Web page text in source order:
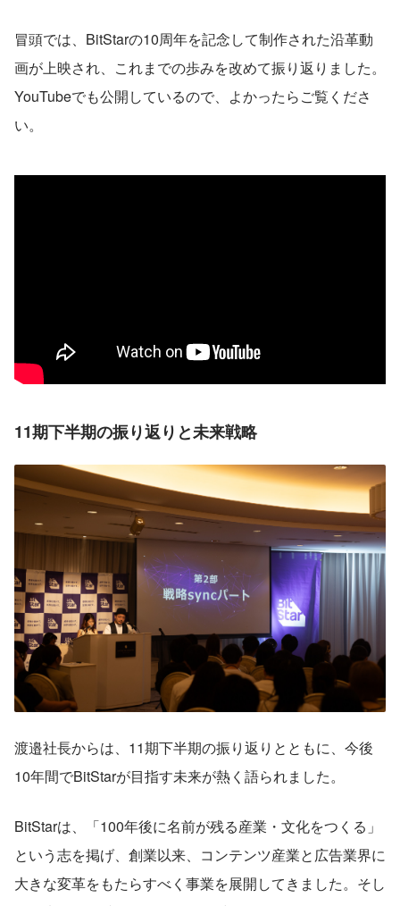
冒頭では、BitStarの10周年を記念して制作された沿革動
画が上映され、これまでの歩みを改めて振り返りました。
YouTubeでも公開しているので、よかったらご覧くださ
い。
11期下半期の振り返りと未来戦略
渡邉社長からは、11期下半期の振り返りとともに、今後
10年間でBitStarが目指す未来が熱く語られました。
BitStarは、「100年後に名前が残る産業・文化をつくる」
という志を掲げ、創業以来、コンテンツ産業と広告業界に
大きな変革をもたらすべく事業を展開してきました。そし